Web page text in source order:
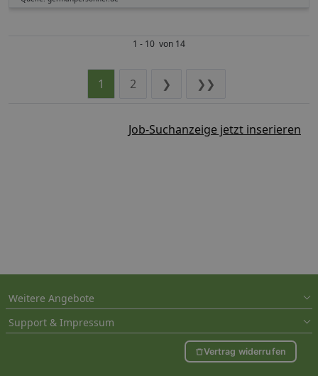
1 - 10 von 14
1 2 ❯ ❯❯
Job-Suchanzeige jetzt inserieren
Weitere Angebote
Support & Impressum
Vertrag widerrufen